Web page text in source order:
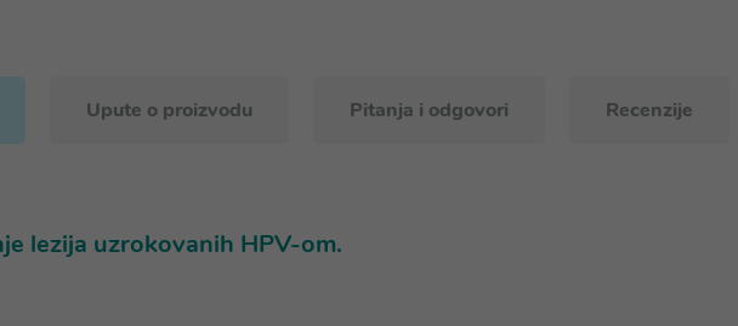
Upute o proizvodu Pitanja i odgovori Recenzije
lezija uzrokovanih HPV-om.